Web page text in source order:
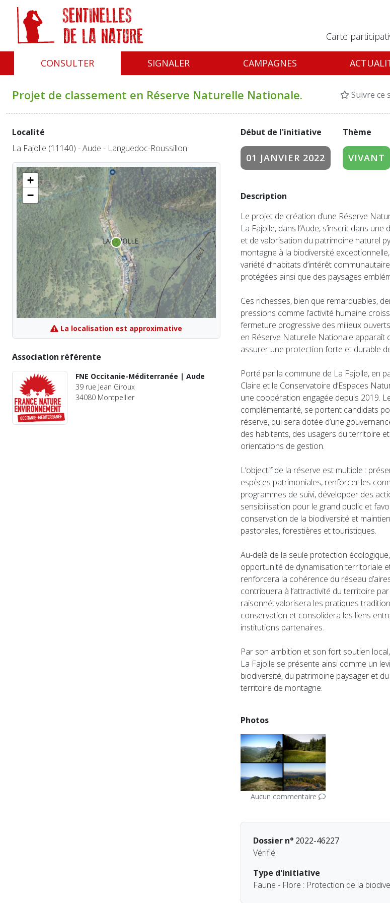
Carte
CONSULTER SIGNALER CAMPAGNES
Projet de classement en Réserve Naturelle Nationale. Suivre ce
Début de l'initiative
01 JANVIER 2022
Thème
VIVANT
Description
Le projet de création d’une Réserve
La Fajolle, dans l’Aude, s’inscrit dans
et de valorisation du patrimoine naturel
montagne à la biodiversité
variété d’habitats d’intérêt
protégées ainsi que des paysages
Ces richesses, bien que remarquables,
pressions comme l’activité humaine
fermeture progressive des milieux
en Réserve Naturelle Nationale apparaît
assurer une protection forte et durable
Porté par la commune de La Fajolle, en
Claire et le Conservatoire d’Espaces
une coopération engagée depuis 2019.
complémentarité, se portent candidats
réserve, qui sera dotée d’une
des habitants, des usagers du territoire
orientations de gestion.
L’objectif de la réserve est multiple :
espèces patrimoniales, renforcer les
programmes de suivi, développer des
sensibilisation pour le grand public et
conservation de la biodiversité et
pastorales, forestières et touristiques.
Au-delà de la seule protection
opportunité de dynamisation territoriale
renforcera la cohérence du réseau
contribuera à l’attractivité du territoire
raisonné, valorisera les pratiques
conservation et consolidera les liens
institutions partenaires.
Par son ambition et son fort soutien
La Fajolle se présente ainsi comme un
biodiversité, du patrimoine paysager et
territoire de montagne.
Photos
Aucun commentaire
Dossier n°2022-46227
Vérifié
Type d'initiative
Faune - Flore : Protection de la
Localité
La Fajolle (11140) - Aude - Languedoc-Roussillon
+
−
La localisation est approximative
Association référente
FNE Occitanie-Méditerranée | Aude
39 rue Jean Giroux
34080 Montpellier
Panneau de gestion des cookies